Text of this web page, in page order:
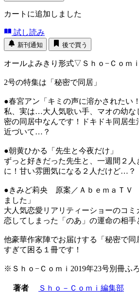
カートに追加しました
試し読み
新刊通知 後で買う
オールよみきり形式▽Ｓｈｏ−Ｃｏｍ
2号の特集は「秘密で同居」
●春宮アン「キミの声に溶かされた
私、実は…大人気歌い手、マオの幼な
密の同居中なんです！ドキドキ同居
近づいて…？
●朝黄ひかる「先生と今夜だけ」
ずっと好きだった先生と、一週間２人
に！甘い雰囲気になる２人だけど…
●きみど莉央 原案／ＡｂｅｍａＴＶ
ました」
大人気恋愛リアリティーショーのコ
恋してしまった「のあ」の運命の相
他豪華作家陣でお届けする「秘密で
すぎて困る１冊です！
※Ｓｈｏ−Ｃｏｍｉ2019年23号別冊ふ
著者
Ｓｈｏ－Ｃｏｍｉ編集部